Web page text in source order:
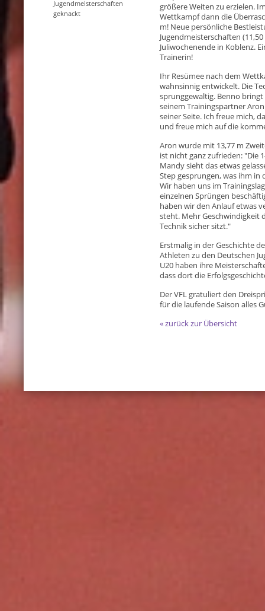
größere Weiten zu erzielen.
Wettkampf dann die
m! Neue persönliche
Jugendmeisterschaften
Juliwochenende in Koblenz.
Trainerin!
Ihr Resümee nach dem
wahnsinnig entwickelt. Die
sprunggewaltig. Benno
seinem Trainingspartner
seiner Seite. Ich freue mich,
und freue mich auf die
Aron wurde mit 13,77 m
ist nicht ganz zufrieden: "Die
Mandy sieht das etwas
Step gesprungen, was ihm in
Wir haben uns im
einzelnen Sprüngen
haben wir den Anlauf etwas
steht. Mehr Geschwindigkeit
Technik sicher sitzt."
Erstmalig in der Geschichte
Athleten zu den Deutschen
U20 haben ihre
dass dort die
Der VFL gratuliert den
für die laufende Saison alles
« zurück zur Übersicht
Jugendmeisterschaften
geknackt